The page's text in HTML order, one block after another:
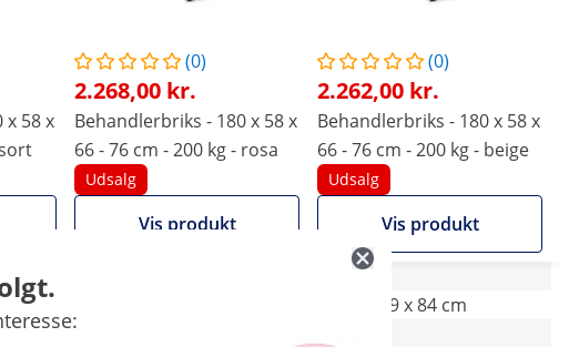
x 58 x
(0)
2.268,00 kr.
Behandlerbriks - 180 x 58 x
66 - 76 cm - 200 kg - rosa
Udsalg
Vis produkt
(0)
2.262,00 kr.
Behandlerbriks - 180 x 58 x
66 - 76 cm - 200 kg - beige
Udsalg
Vis produkt
76.5 x 179 x 84 cm